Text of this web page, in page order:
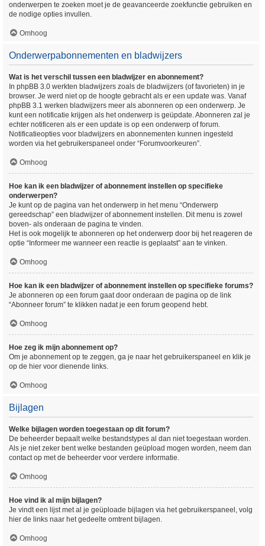
onderwerpen te zoeken moet je de geavanceerde zoekfunctie gebruiken en
de nodige opties invullen.
Omhoog
Onderwerpabonnementen en bladwijzers
Wat is het verschil tussen een bladwijzer en abonnement?
In phpBB 3.0 werkten bladwijzers zoals de bladwijzers (of favorieten) in je
browser. Je werd niet op de hoogte gebracht als er een update was. Vanaf
phpBB 3.1 werken bladwijzers meer als abonneren op een onderwerp. Je
kunt een notificatie krijgen als het onderwerp is geüpdate. Abonneren zal je
echter notificeren als er een update is op een onderwerp of forum.
Notificatieopties voor bladwijzers en abonnementen kunnen ingesteld
worden via het gebruikerspaneel onder “Forumvoorkeuren”.
Omhoog
Hoe kan ik een bladwijzer of abonnement instellen op specifieke
onderwerpen?
Je kunt op de pagina van het onderwerp in het menu “Onderwerp
gereedschap” een bladwijzer of abonnement instellen. Dit menu is zowel
boven- als onderaan de pagina te vinden.
Het is ook mogelijk te abonneren op het onderwerp door bij het reageren de
optie “Informeer me wanneer een reactie is geplaatst” aan te vinken.
Omhoog
Hoe kan ik een bladwijzer of abonnement instellen op specifieke forums?
Je abonneren op een forum gaat door onderaan de pagina op de link
“Abonneer forum” te klikken nadat je een forum geopend hebt.
Omhoog
Hoe zeg ik mijn abonnement op?
Om je abonnement op te zeggen, ga je naar het gebruikerspaneel en klik je
op de hier voor dienende links.
Omhoog
Bijlagen
Welke bijlagen worden toegestaan op dit forum?
De beheerder bepaalt welke bestandstypes al dan niet toegestaan worden.
Als je niet zeker bent welke bestanden geüpload mogen worden, neem dan
contact op met de beheerder voor verdere informatie.
Omhoog
Hoe vind ik al mijn bijlagen?
Je vindt een lijst met al je geüploade bijlagen via het gebruikerspaneel, volg
hier de links naar het gedeelte omtrent bijlagen.
Omhoog